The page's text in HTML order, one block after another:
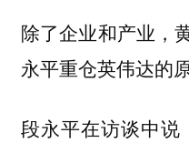
除了企业和产业，
永平重仓英伟达的
段永平在访谈中说